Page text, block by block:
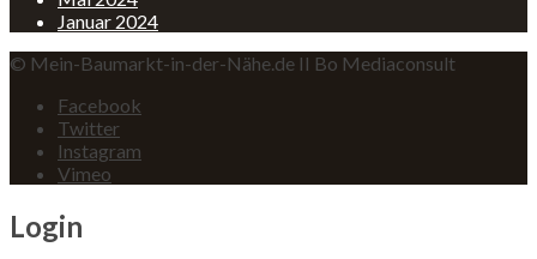
Januar 2024
© Mein-Baumarkt-in-der-Nähe.de II Bo Mediaconsult
Facebook
Twitter
Instagram
Vimeo
Login